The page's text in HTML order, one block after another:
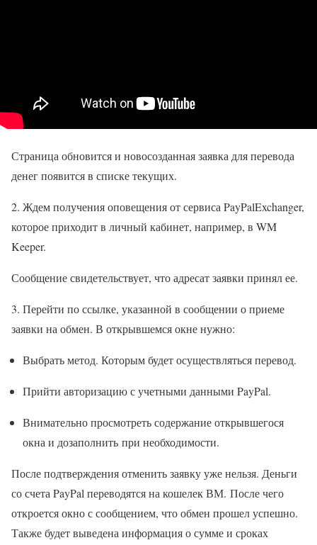
Страница обновится и новосозданная заявка для перевода
денег появится в списке текущих.
2. Ждем получения оповещения от сервиса PayPalExchanger,
которое приходит в личный кабинет, например, в WM
Keeper.
Сообщение свидетельствует, что адресат заявки принял ее.
3. Перейти по ссылке, указанной в сообщении о приеме
заявки на обмен. В открывшемся окне нужно:
Выбрать метод. Которым будет осуществляться перевод.
Прийти авторизацию с учетными данными PayPal.
Внимательно просмотреть содержание открывшегося
окна и дозаполнить при необходимости.
После подтверждения отменить заявку уже нельзя. Деньги
со счета PayPal переводятся на кошелек ВМ. После чего
откроется окно с сообщением, что обмен прошел успешно.
Также будет выведена информация о сумме и сроках